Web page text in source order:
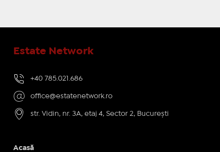
Estate Network
+40 785.021.686
office@estatenetwork.ro
str. Vidin, nr. 3A, etaj 4, Sector 2, București
Acasă